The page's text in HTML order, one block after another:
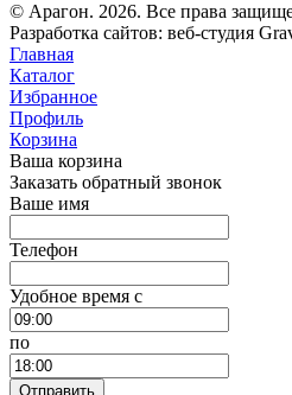
© Арагон. 2026. Все права
Разработка сайтов: веб-студия
Главная
Каталог
Избранное
Профиль
Корзина
Ваша корзина
Заказать обратный звонок
Ваше имя
Телефон
Удобное время c
по
Отправить